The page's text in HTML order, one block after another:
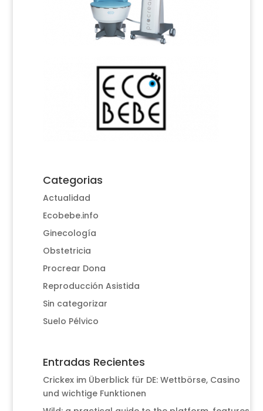
Categorias
Actualidad
Ecobebe.info
Ginecología
Obstetricia
Procrear Dona
Reproducción Asistida
Sin categorizar
Suelo Pélvico
Entradas Recientes
Crickex im Überblick für DE: Wettbörse, Casino
und wichtige Funktionen